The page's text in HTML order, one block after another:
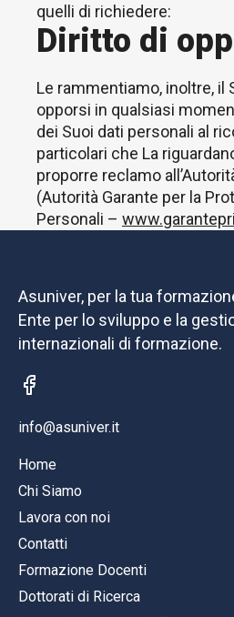
quelli di richiedere:
Diritto di
Le rammentiamo, inoltre, il
opporsi in qualsiasi
dei Suoi dati personali al
particolari che La
proporre reclamo
(Autorità Garante per la
Personali –
Asuniver, per la tua
Ente per lo sviluppo e la
internazionali di formazione.
info@asuniver.it
Home
Chi Siamo
Lavora con noi
Contatti
Formazione Docenti
Dottorati di Ricerca